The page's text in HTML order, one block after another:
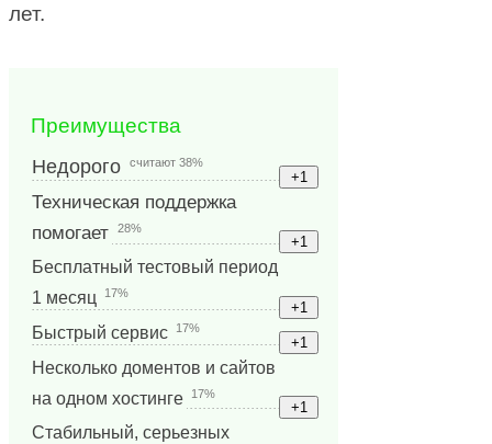
лет.
Преимущества
Недорого считают 38%
Техническая поддержка
помогает
28%
Бесплатный тестовый период
1 месяц
17%
Быстрый сервис 17%
Несколько доментов и сайтов
на одном хостинге
17%
Стабильный, серьезных